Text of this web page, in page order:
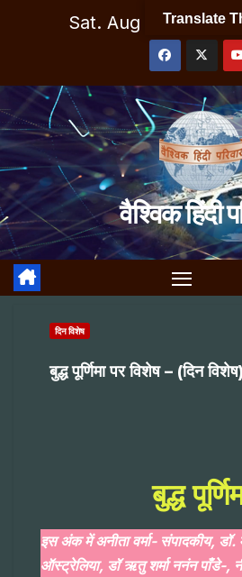
Sat. Aug 8th, 2026
वैश्विक हिंदी
दिन विशेष
बुद्ध पूर्णिमा पर विशेष – (दिन विशेष)
बुद्ध
इस अंक में अनीता वर्मा- संपादकीय, डॉ.
ऑस्ट्रेलिया, डॉ ऋतु शर्मा ननंन पाँडे-,
Translate